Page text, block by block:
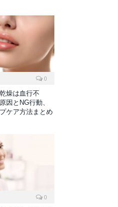
0
燥は血行不
因とNG行動、
ケア方法まとめ
0